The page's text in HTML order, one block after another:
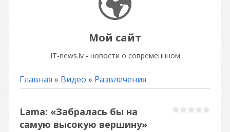
Мой сайт
IT-news.lv - новости о современнном
Главная » Видео » Развлечения
Lama: «Забралась бы на
самую высокую вершину»